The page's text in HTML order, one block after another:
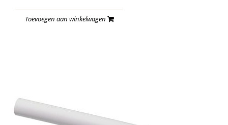
Toevoegen aan winkelwagen